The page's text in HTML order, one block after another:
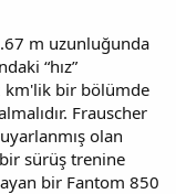
m uzunluğunda
“hız”
km'lik bir bölümde
Frauscher
olan
sürüş trenine
bir Fantom 850